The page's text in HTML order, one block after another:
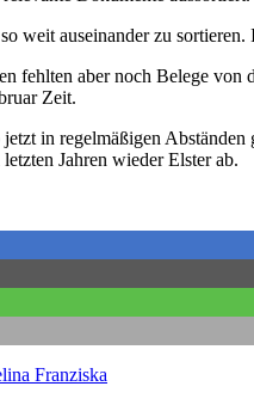
weit auseinander zu
fehlten aber noch Belege
Zeit.
in regelmäßigen
Jahren wieder Elster ab.
Franziska